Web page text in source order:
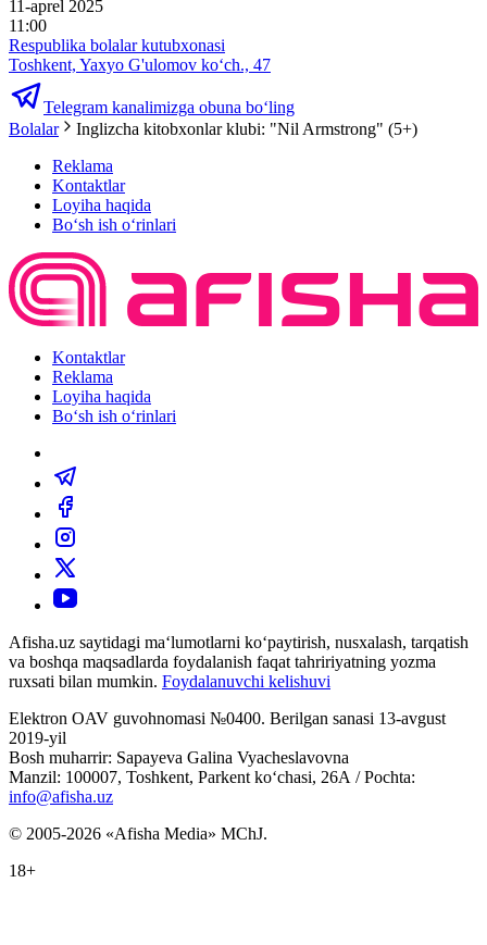
11-aprel 2025
11:00
Respublika bolalar kutubxonasi
Toshkent, Yaxyo G'ulomov ko‘ch., 47
Telegram kanalimizga obuna bo‘ling
Bolalar
Inglizcha kitobxonlar klubi: "Nil Armstrong" (5+)
Reklama
Kontaktlar
Loyiha haqida
Bo‘sh ish o‘rinlari
Kontaktlar
Reklama
Loyiha haqida
Bo‘sh ish o‘rinlari
Afisha.uz saytidagi ma‘lumotlarni ko‘paytirish, nusxalash, tarqatish
va boshqa maqsadlarda foydalanish faqat tahririyatning yozma
ruxsati bilan mumkin. Foydalanuvchi kelishuvi
Elektron OAV guvohnomasi №0400. Berilgan sanasi 13-avgust
2019-yil
Bosh muharrir: Sapayeva Galina Vyacheslavovna
Manzil: 100007, Toshkent, Parkent ko‘chasi, 26А / Pochta:
info@afisha.uz
© 2005-2026 «Afisha Media» MChJ.
18+